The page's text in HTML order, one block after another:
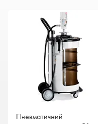
Пневматичний
Пневматичний